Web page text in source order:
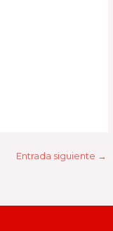
Entrada siguiente →